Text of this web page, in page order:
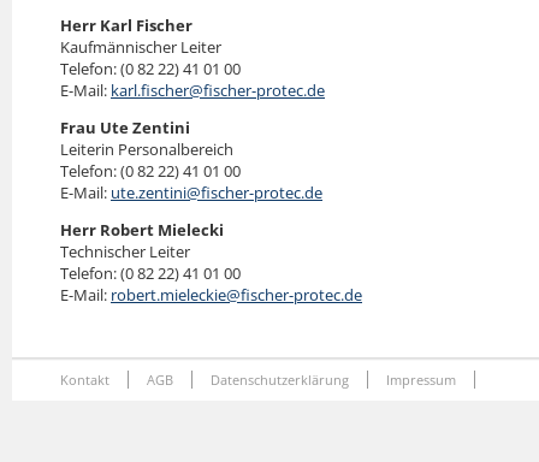
Herr Karl Fischer
Kaufmännischer Leiter
Telefon: (0 82 22) 41 01 00
E-Mail: karl.fischer@fischer-protec.de
Frau Ute Zentini
Leiterin Personalbereich
Telefon: (0 82 22) 41 01 00
E-Mail: ute.zentini@fischer-protec.de
Herr Robert Mielecki
Technischer Leiter
Telefon: (0 82 22) 41 01 00
E-Mail: robert.mieleckie@fischer-protec.de
Kontakt AGB Datenschutzerklärung Impressum